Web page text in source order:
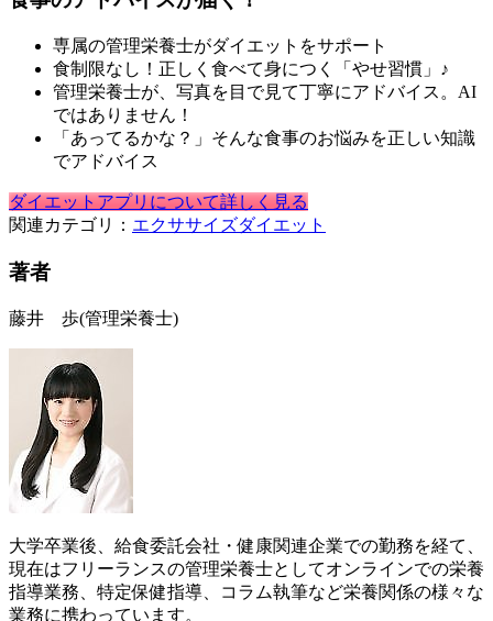
専属の管理栄養士がダイエットをサポート
食制限なし！正しく食べて身につく「やせ習慣」♪
管理栄養士が、写真を目で見て丁寧にアドバイス。AI
ではありません！
「あってるかな？」そんな食事のお悩みを正しい知識
でアドバイス
ダイエットアプリについて詳しく見る
関連カテゴリ： エクササイズダイエット
著者
藤井 歩(管理栄養士)
大学卒業後、給食委託会社・健康関連企業での勤務を経て、
現在はフリーランスの管理栄養士としてオンラインでの栄養
指導業務、特定保健指導、コラム執筆など栄養関係の様々な
業務に携わっています。